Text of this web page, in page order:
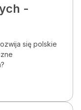
-
się polskie